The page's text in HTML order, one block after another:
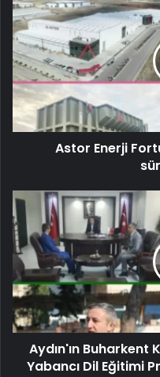
Astor Enerji
Aydın'ın Buharkent
Yabancı Dil Eğitimi